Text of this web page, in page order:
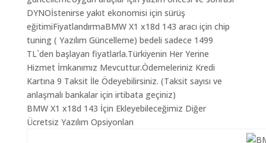
DYNOİstenirse yakıt ekonomisi için sürüş
eğitimiFiyatlandırmaBMW X1 x18d 143 aracı için chip
tuning ( Yazılım Güncelleme) bedeli sadece 1499
TL`den başlayan fiyatlarla.Türkiyenin Her Yerine
Hizmet İmkanımız Mevcuttur.Ödemeleriniz Kredi
Kartına 9 Taksit İle Ödeyebilirsiniz. (Taksit sayısı ve
anlaşmalı bankalar için irtibata geçiniz)
BMW X1 x18d 143 İçin Ekleyebileceğimiz Diğer
Ücretsiz Yazılım Opsiyonları